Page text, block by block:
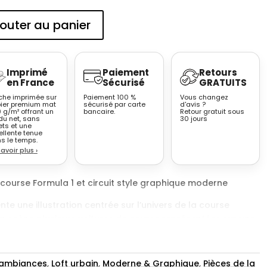
au panier
Imprimé
en France
imprimée sur
premium mat
g/m² offrant un
net, sans
et une
tenue
le temps.
plus ›
Paiement
Sécurisé
Paiement 100 %
sécurisé par carte
bancaire.
Retours
GRATUITS
Vous changez
d'avis ?
Retour gratuit sous
30 jours
Formula 1 et circuit style graphique moderne
urbain stylisé. Certaines illustrations
premier plan, tandis que d’autres représentent
une trajectoire de circuit. Dans certaines compositions,
, Loft urbain, Moderne & Graphique, Pièces de la